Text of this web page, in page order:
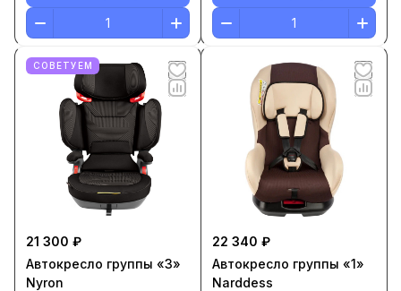
СОВЕТУЕМ
21 300 ₽
Автокресло группы «3»
Nyron
22 340 ₽
Автокресло группы «1»
Narddess